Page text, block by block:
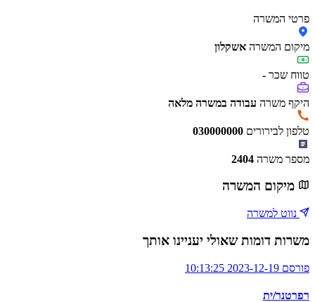
פרטי המשרה
מיקום המשרה אשקלון
טווח שכר -
היקף משרה עבודה במשרה מלאה
טלפון לבירורים 030000000
מספר משרה 2404
מיקום המשרה
נווט למשרה
משרות דומות שאולי יעניינו אותך
פורסם 2023-12-19 10:13:25
רפרטנר/ית